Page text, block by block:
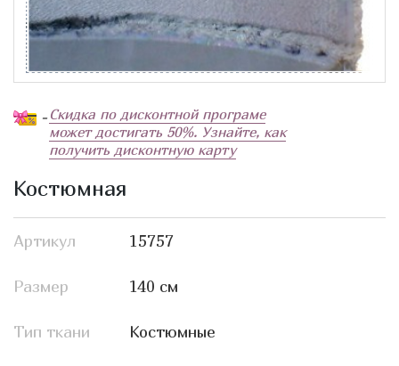
- Скидка по дисконтной програме
может достигать 50%. Узнайте, как
получить дисконтную карту
Костюмная
Артикул 15757
Размер 140 см
Тип ткани Костюмные